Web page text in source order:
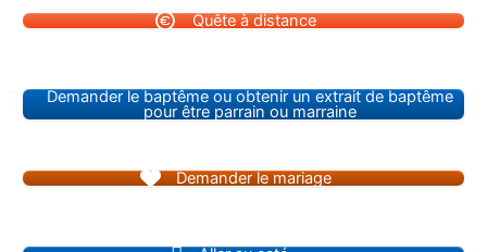
Quête à distance
Demander le baptême ou obtenir un extrait de baptême
pour être parrain ou marraine
Demander le mariage